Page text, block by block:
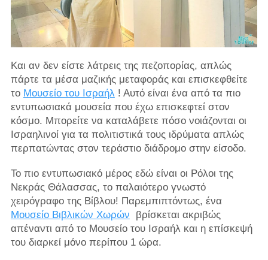
Και αν δεν είστε λάτρεις της πεζοπορίας, απλώς
πάρτε τα μέσα μαζικής μεταφοράς και επισκεφθείτε
το Μουσείο του Ισραήλ! Αυτό είναι ένα από τα πιο
εντυπωσιακά μουσεία που έχω επισκεφτεί στον
κόσμο. Μπορείτε να καταλάβετε πόσο νοιάζονται οι
Ισραηλινοί για τα πολιτιστικά τους ιδρύματα απλώς
περπατώντας στον τεράστιο διάδρομο στην είσοδο.
Το πιο εντυπωσιακό μέρος εδώ είναι οι Ρόλοι της
Νεκράς Θάλασσας, το παλαιότερο γνωστό
χειρόγραφο της Βίβλου! Παρεμπιπτόντως, ένα
Μουσείο Βιβλικών Χωρών βρίσκεται ακριβώς
απέναντι από το Μουσείο του Ισραήλ και η επίσκεψή
του διαρκεί μόνο περίπου 1 ώρα.